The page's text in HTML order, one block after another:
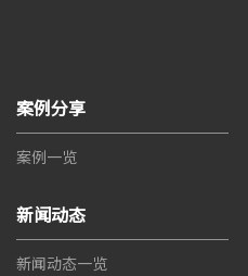
案例分享
案例一览
新闻动态
新闻动态一览